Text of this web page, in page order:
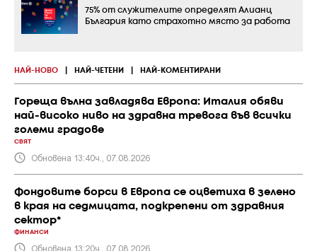
НАЙ-НОВО НАЙ-ЧЕТЕНИ НАЙ-КОМЕНТИРАНИ
Гореща вълна завладява Европа: Италия обяви
най-високо ниво на здравна тревога във всички
големи градове
СВЯТ
Обновена 13:40ч., 07.08.2026
Фондовите борси в Европа се оцветиха в зелено
в края на седмицата, подкрепени от здравния
сектор*
ФИНАНСИ
Обновена 13:20ч., 07.08.2026
75% от служителите определят Алианц
България като страхотно място за работа